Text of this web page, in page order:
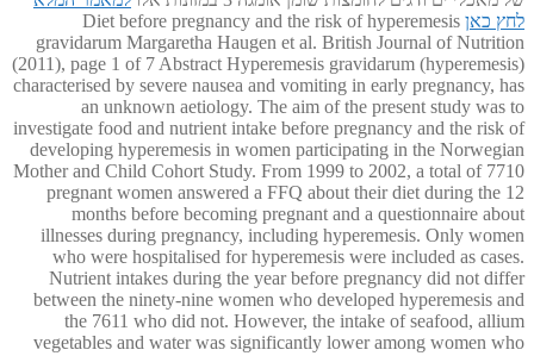
לחץ כאן Diet before pregnancy and the risk of hyperemesis
gravidarum Margaretha Haugen et al. British Journal of Nutrition
(2011), page 1 of 7 Abstract Hyperemesis gravidarum (hyperemesis)
characterised by severe nausea and vomiting in early pregnancy, has
an unknown aetiology. The aim of the present study was to
investigate food and nutrient intake before pregnancy and the risk of
developing hyperemesis in women participating in the Norwegian
Mother and Child Cohort Study. From 1999 to 2002, a total of 7710
pregnant women answered a FFQ about their diet during the 12
months before becoming pregnant and a questionnaire about
illnesses during pregnancy, including hyperemesis. Only women
who were hospitalised for hyperemesis were included as cases.
Nutrient intakes during the year before pregnancy did not differ
between the ninety-nine women who developed hyperemesis and
the 7611 who did not. However, the intake of seafood, allium
vegetables and water was significantly lower among women who